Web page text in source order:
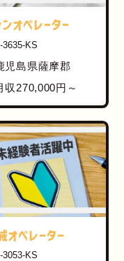
オペレーター
3635-KS
児島県薩摩郡
収270,000円～
オペレーター
3053-KS